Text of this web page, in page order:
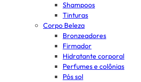
Shampoos
Tinturas
Corpo Beleza
Bronzeadores
Firmador
Hidratante corporal
Perfumes e colônias
Pós sol